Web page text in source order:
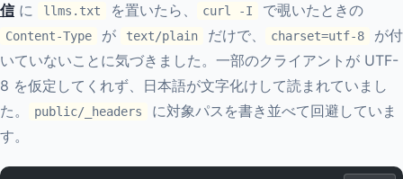
信に llms.txt を置いたら、 curl -I で覗いたときの
Content-Type が text/plain だけで、 charset=utf-8
が付
いていないことに気づきました。一部のクライアントが UTF-
8 を仮定してくれず、日本語が文字化けして読まれていまし
た。
public/_headers
に対象パスを書き並べて回避していま
す。